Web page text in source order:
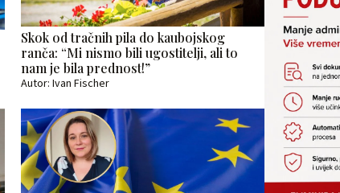
Skok od tračnih pila do kaubojskog
ranča: “Mi nismo bili ugostitelji, ali to
nam je bila prednost!”
Autor: Ivan Fischer